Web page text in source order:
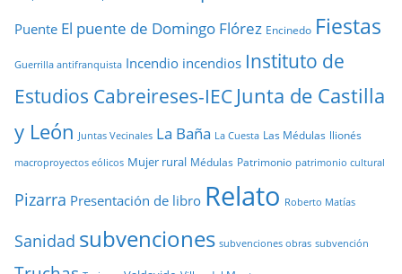
Puente El puente de Domingo Flórez Encinedo Fiestas
Guerrilla antifranquista Incendio incendios Instituto de
Estudios Cabreireses-IEC Junta de Castilla
y León Juntas Vecinales La Baña La Cuesta Las Médulas llionés
macroproyectos eólicos Mujer rural Médulas Patrimonio patrimonio cultural
Pizarra Presentación de libro Relato Roberto Matías
Sanidad subvenciones subvenciones obras subvención